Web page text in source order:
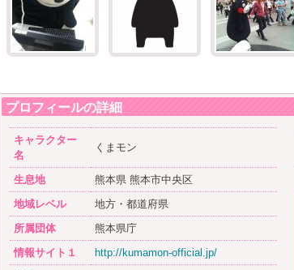
プロフィールの詳細
キャラクター
名
くまモン
生息地
熊本県 熊本市中央区
地域レベル
地方・都道府県
所属団体
熊本県庁
情報サイト１
http://kumamon-official.jp/